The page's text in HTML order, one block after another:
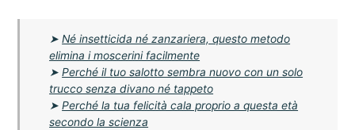
➤Né insetticida né zanzariera, questo metodo
elimina i moscerini facilmente
➤Perché il tuo salotto sembra nuovo con un solo
trucco senza divano né tappeto
➤Perché la tua felicità cala proprio a questa età
secondo la scienza